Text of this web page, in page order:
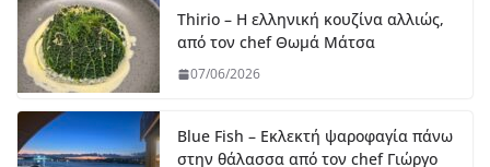
Thirio – Η ελληνική κουζίνα αλλιώς,
από τον chef Θωμά Μάτσα
07/06/2026
Blue Fish – Εκλεκτή ψαροφαγία πάνω
στην θάλασσα από τον chef Γιώργο